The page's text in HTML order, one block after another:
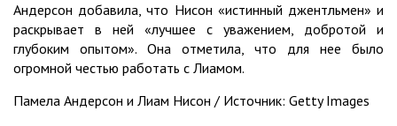
Андерсон добавила, что Нисон «истинный джентльмен» и
раскрывает в ней «лучшее с уважением, добротой и
глубоким опытом». Она отметила, что для нее было
огромной честью работать с Лиамом.
Памела Андерсон и Лиам Нисон / Источник: Getty Images